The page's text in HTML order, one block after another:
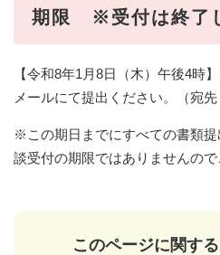
期限 ※受付は終了
【令和8年1月8日（木）午後4時
メールにて提出ください。（宛先
※この期日までにすべての書類
談受付の期限ではありませんので
このページに関す